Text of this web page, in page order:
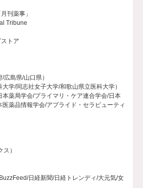
刊薬事」
Tribune
トア
島県/山口県）
学/同志社女子大学/和歌山県立医科大学）
薬局学会/プライマリ・ケア連合学会/日本
薬品情報学会/アプライド・セラピューティ
）
日経新聞/日経トレンディ/大元気/女